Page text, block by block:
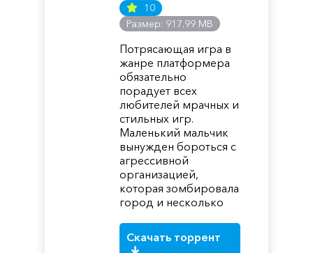
10
Размер: 917.99 MB
Потрясающая игра в
жанре платформера
обязательно
порадует всех
любителей мрачных и
стильных игр.
Маленький мальчик
вынужден бороться с
агрессивной
организацией,
которая зомбировала
город и несколько
Скачать торрент